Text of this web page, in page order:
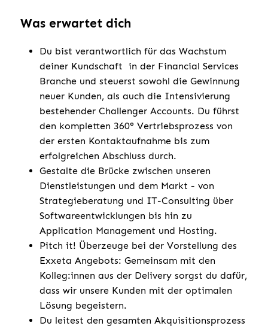
Was erwartet dich
Du bist verantwortlich für das Wachstum
deiner Kundschaft in der Financial Services
Branche und steuerst sowohl die Gewinnung
neuer Kunden, als auch die Intensivierung
bestehender Challenger Accounts. Du führst
den kompletten 360° Vertriebsprozess von
der ersten Kontaktaufnahme bis zum
erfolgreichen Abschluss durch.
Gestalte die Brücke zwischen unseren
Dienstleistungen und dem Markt - von
Strategieberatung und IT-Consulting über
Softwareentwicklungen bis hin zu
Application Management und Hosting.
Pitch it! Überzeuge bei der Vorstellung des
Exxeta Angebots: Gemeinsam mit den
Kolleg:innen aus der Delivery sorgst du dafür,
dass wir unsere Kunden mit der optimalen
Lösung begeistern.
Du leitest den gesamten Akquisitionsprozess